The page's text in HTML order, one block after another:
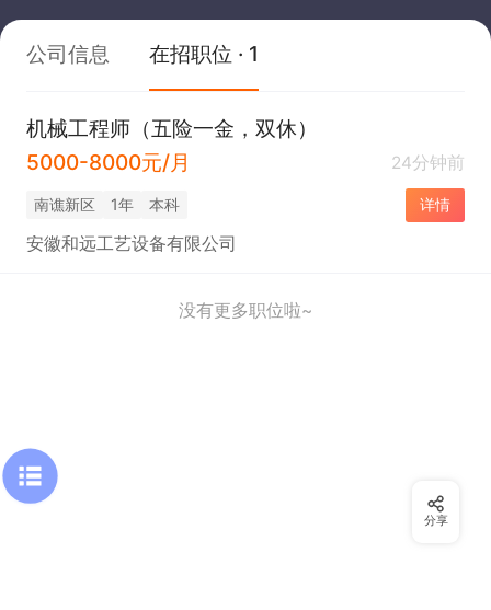
公司信息 在招职位 · 1
机械工程师（五险一金，双休）
5000-8000元/月
24分钟前
南谯新区 1年 本科 详情
安徽和远工艺设备有限公司
没有更多职位啦~
分享